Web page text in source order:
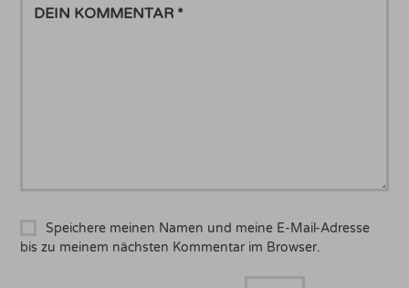
KOMMENTAR
Speichere meinen Namen und meine E-Mail-Adresse
bis zu meinem nächsten Kommentar im Browser.